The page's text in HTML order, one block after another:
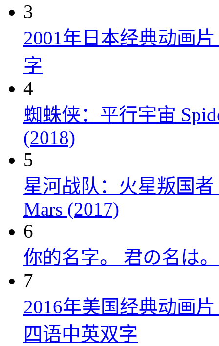
3
2001年日本经典动画
字
4
蜘蛛侠：平行宇宙
(2018)
5
星河战队：火星叛国者
Mars (2017)
6
你的名字。 君の名は
7
2016年美国经典动画
四语中英双字